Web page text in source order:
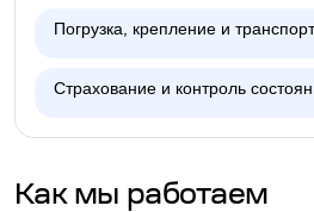
Погрузка, крепление и
Страхование и контроль
Как мы работаем